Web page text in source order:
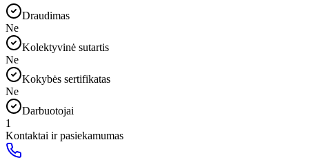
Draudimas
Ne
Kolektyvinė sutartis
Ne
Kokybės sertifikatas
Ne
Darbuotojai
1
Kontaktai ir pasiekamumas